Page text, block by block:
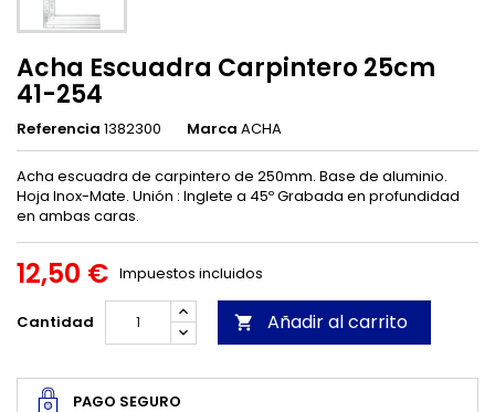
Acha Escuadra Carpintero 25cm
41-254
Referencia 1382300 Marca ACHA
Acha escuadra de carpintero de 250mm. Base de aluminio.
Hoja Inox-Mate. Unión : Inglete a 45º Grabada en profundidad
en ambas caras.
12,50 € Impuestos incluidos
Cantidad  Añadir al carrito
PAGO SEGURO